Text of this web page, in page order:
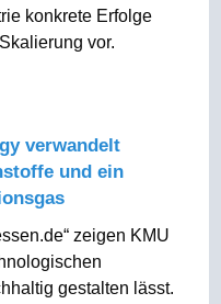
konkrete Erfolge
vor.
verwandelt
und ein
zeigen KMU
gestalten lässt.